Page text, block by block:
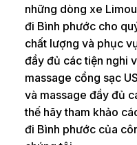
những dòng xe
đi Bình phước cho
chất lượng và phục
đầy đủ các tiện nghi
massage cổng sạc
và massage đầy đủ
thế hãy tham khảo
đi Bình phước của